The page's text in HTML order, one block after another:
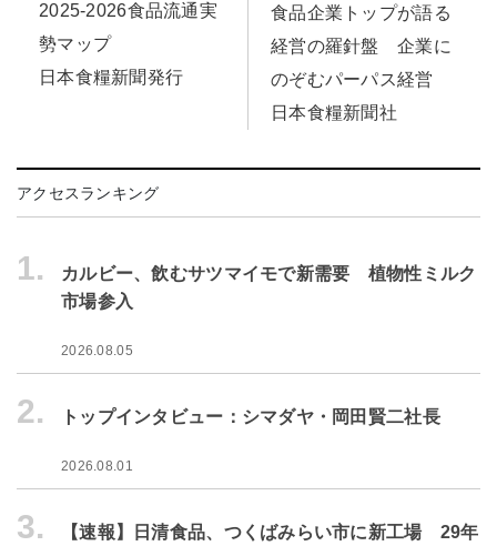
2025-2026食品流通実
勢マップ
日本食糧新聞発行
食品企業トップが語る
経営の羅針盤 企業に
のぞむパーパス経営
日本食糧新聞社
アクセスランキング
1.
カルビー、飲むサツマイモで新需要 植物性ミルク
市場参入
2026.08.05
2. トップインタビュー：シマダヤ・岡田賢二社長
2026.08.01
3.
【速報】日清食品、つくばみらい市に新工場 29年